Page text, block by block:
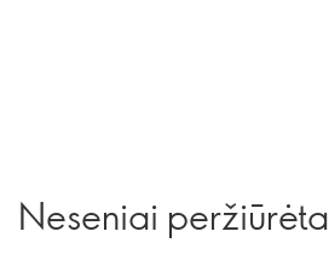
Neseniai peržiūrėta